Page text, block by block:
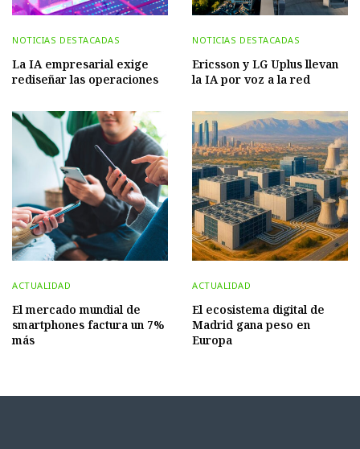
NOTICIAS DESTACADAS
La IA empresarial exige
rediseñar las operaciones
NOTICIAS DESTACADAS
Ericsson y LG Uplus llevan
la IA por voz a la red
ACTUALIDAD
El mercado mundial de
smartphones factura un 7%
más
ACTUALIDAD
El ecosistema digital de
Madrid gana peso en
Europa